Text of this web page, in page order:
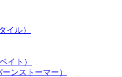
イル）
イト）
ンストーマー）